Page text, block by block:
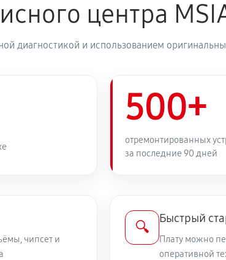
центра
диагностикой и использованием
500+
отремонтированных
за последние 90 дней
чипсет и
🔍
Быстрый
Плату можно
оперативной